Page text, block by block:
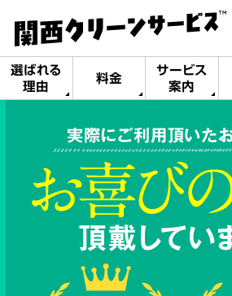
選ばれる
理由
料金
サービス
案内
実際にご利用頂いた